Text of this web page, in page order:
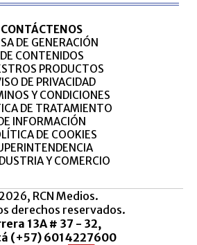
CONTÁCTENOS
DE GENERACIÓN
DE CONTENIDOS
PRODUCTOS
DE PRIVACIDAD
Y CONDICIONES
DE TRATAMIENTO
INFORMACIÓN
DE COOKIES
Y COMERCIO
RCN Medios.
derechos reservados.
13A # 37 - 32,
(+57) 6014227600